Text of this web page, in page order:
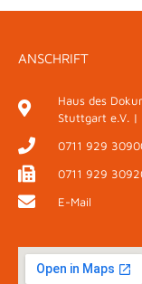
ANSCHRIFT
Haus des
Stuttgart e.V.
0711 929
0711 929
E-Mail